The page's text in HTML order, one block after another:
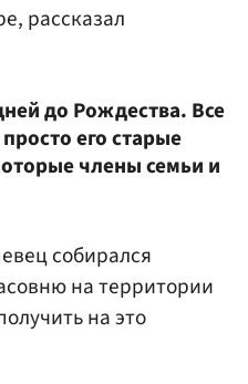
рассказал
до Рождества. Все
его старые
члены семьи и
собирался
на территории
на это